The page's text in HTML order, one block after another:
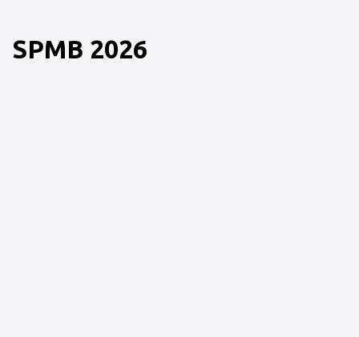
SPMB 2026